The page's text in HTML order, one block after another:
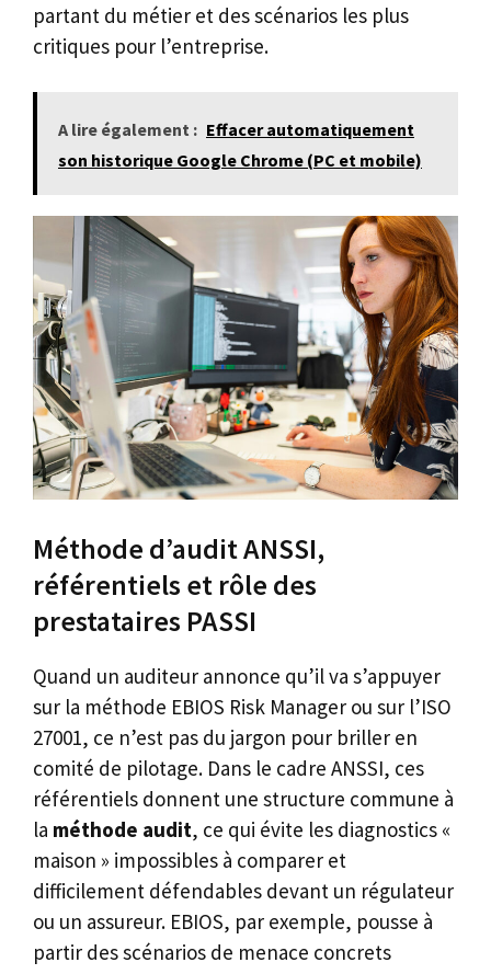
partant du métier et des scénarios les plus
critiques pour l’entreprise.
A lire également : Effacer automatiquement
son historique Google Chrome (PC et mobile)
Méthode d’audit ANSSI,
référentiels et rôle des
prestataires PASSI
Quand un auditeur annonce qu’il va s’appuyer
sur la méthode EBIOS Risk Manager ou sur l’ISO
27001, ce n’est pas du jargon pour briller en
comité de pilotage. Dans le cadre ANSSI, ces
référentiels donnent une structure commune à
la méthode audit, ce qui évite les diagnostics «
maison » impossibles à comparer et
difficilement défendables devant un régulateur
ou un assureur. EBIOS, par exemple, pousse à
partir des scénarios de menace concrets